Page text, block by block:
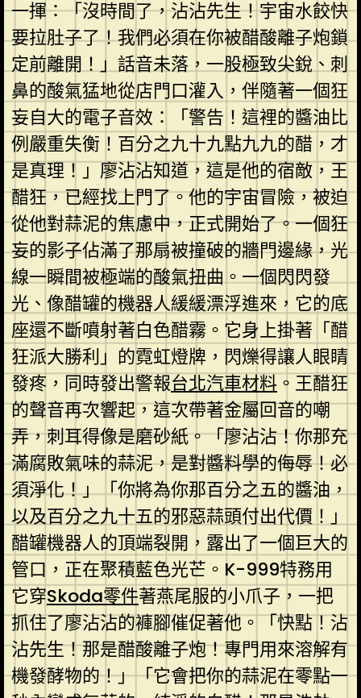
一揮：「沒時間了，沾沾先生！宇宙水餃快
要拉肚子了！我們必須在你被醋酸離子炮鎖
定前離開！」話音未落，一股極致尖銳、刺
鼻的酸氣猛地從店門口灌入，伴隨著一個狂
妄自大的電子音效：「警告！這裡的醬油比
例嚴重失衡！百分之九十九點九九的醋，才
是真理！」廖沾沾知道，這是他的宿敵，王
醋狂，已經找上門了。他的宇宙冒險，被迫
從他對蒜泥的焦慮中，正式開始了。一個狂
妄的影子佔滿了那扇被撞破的牆門邊緣，光
線一瞬間被極端的酸氣扭曲。一個閃閃發
光、像醋罐的機器人緩緩漂浮進來，它的底
座還不斷噴射著白色醋霧。它身上掛著「醋
狂派大勝利」的霓虹燈牌，閃爍得讓人眼睛
發疼，同時發出警報台北汽車材料。王醋狂
的聲音再次響起，這次帶著金屬回音的嘲
弄，刺耳得像是磨砂紙。「廖沾沾！你那充
滿腐敗氣味的蒜泥，是對醬料學的侮辱！必
須淨化！」「你將為你那百分之五的醬油，
以及百分之九十五的邪惡蒜頭付出代價！」
醋罐機器人的頂端裂開，露出了一個巨大的
管口，正在聚積藍色光芒。K-999特務用
它穿Skoda零件著燕尾服的小爪子，一把
抓住了廖沾沾的褲腳催促著他。「快點！沾
沾先生！那是醋酸離子炮！專門用來溶解有
機發酵物的！」「它會把你的蒜泥在零點一